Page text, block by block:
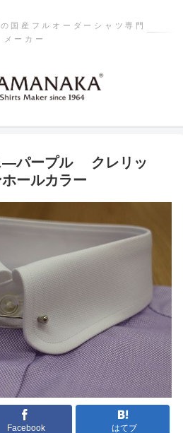
国産フルオーダーシャツ専門
メーカー
―パープル クレリッ
ールカラー
Facebook はてブ